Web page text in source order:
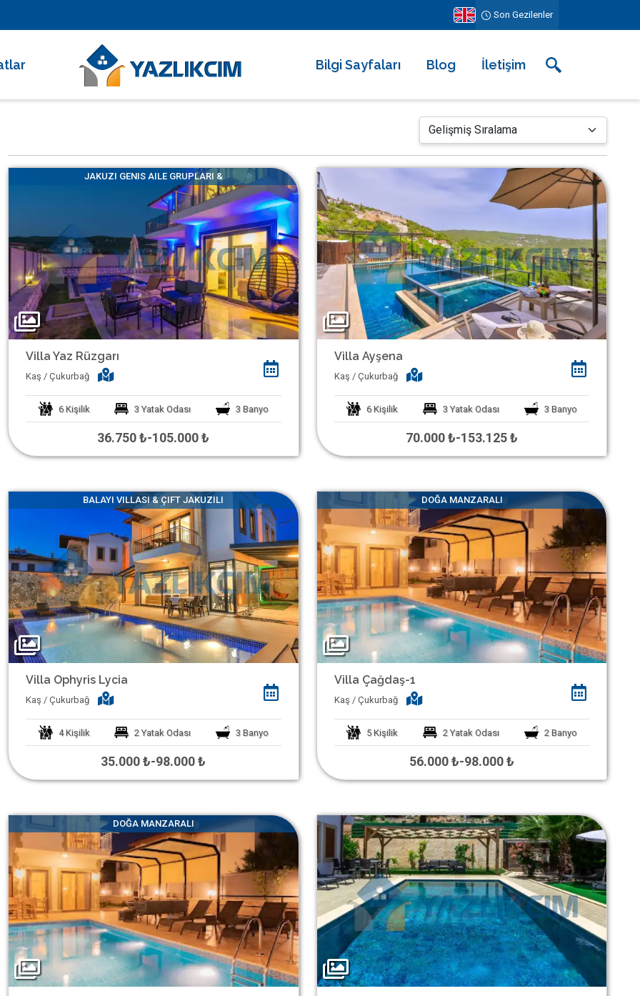
Son Gezilenler
Villalar
Süreli Kiralıklar
Altı Villalar
Bilgi Sayfaları
Kiralama Şartları ve Sözleşmesi
Sıkça Sorulan Sorular
Erken Rezervasyonun Avantajları
Diğer Hizmetlerimiz
Gezilecek Yerler
Basında Biz
Tüm Yorumlar
Çerez Aydınlatma Metni
KVK Başvuru Formu
Villamı Kiraya Vermek İstiyorum
Sağlığınız Bizim İçin Değerli
Bakanlık Belgeli Konutlar
Blog İletişim
JAKUZI GENIS AILE GRUPLARI &
Villa Yaz Rüzgarı
Kaş / Çukurbağ
6 Kişilik 3 Yatak Odası 3 Banyo
36.750 ₺-105.000 ₺
Villa Ayşena
Kaş / Çukurbağ
6 Kişilik 3 Yatak Odası 3 Banyo
70.000 ₺-153.125 ₺
BALAYI VILLASI & ÇIFT JAKUZILI
Villa Ophyris Lycia
Kaş / Çukurbağ
4 Kişilik 2 Yatak Odası 3 Banyo
35.000 ₺-98.000 ₺
DOĞA MANZARALI
Villa Çağdaş-1
Kaş / Çukurbağ
5 Kişilik 2 Yatak Odası 2 Banyo
56.000 ₺-98.000 ₺
DOĞA MANZARALI